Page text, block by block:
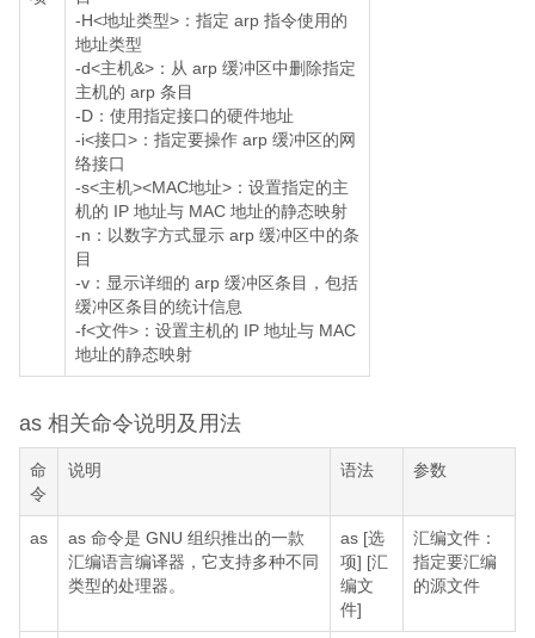
-H<地址类型>：指定 arp 指令使用的
地址类型
-d<主机&>：从 arp 缓冲区中删除指定
主机的 arp 条目
-D：使用指定接口的硬件地址
-i<接口>：指定要操作 arp 缓冲区的网
络接口
-s<主机><MAC地址>：设置指定的主
机的 IP 地址与 MAC 地址的静态映射
-n：以数字方式显示 arp 缓冲区中的条
目
-v：显示详细的 arp 缓冲区条目，包括
缓冲区条目的统计信息
-f<文件>：设置主机的 IP 地址与 MAC
地址的静态映射
as 相关命令说明及用法
命
令
说明 语法 参数
as
as 命令是 GNU 组织推出的一款
汇编语言编译器，它支持多种不同
类型的处理器。
as [选
项] [汇
编文
件]
汇编文件：
指定要汇编
的源文件